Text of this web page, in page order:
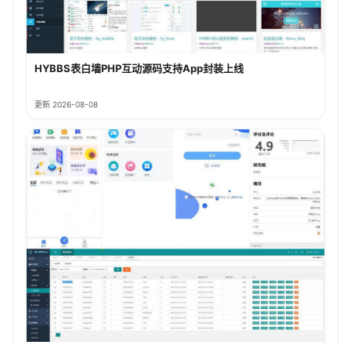
HYBBS表白墙PHP互动源码支持App封装上线
更新 2026-08-08